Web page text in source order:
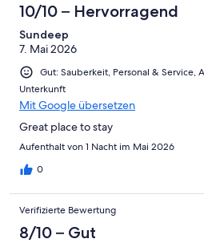
10/10 – Hervorragend
Sundeep
7. Mai 2026
Gut: Sauberkeit, Personal & Service,
Unterkunft
Mit Google übersetzen
Great place to stay
Aufenthalt von 1 Nacht im Mai 2026
0
Verifizierte Bewertung
8/10 – Gut